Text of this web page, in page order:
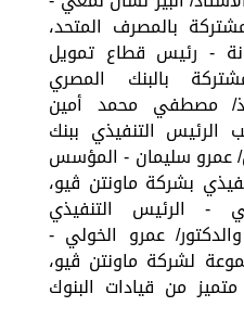
بالمصرف المتحد،
- رئيس قطاع تمويل
بالبنك المصري
مصطفي محمد أمين
التنفيذي ببنك
عمرو سليمان - المؤسس
بشركة ماونتن ڤيو،
- الرئيس التنفيذي
عمرو الخولي -
لشركة ماونتن ڤيو،
من قيادات البنوك